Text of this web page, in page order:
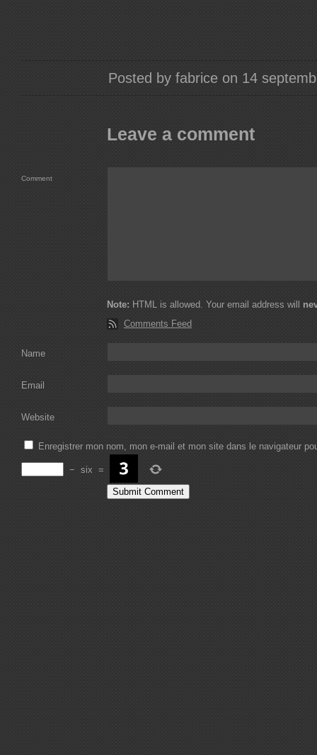
Posted by fabrice on 14
Leave a comment
Comment
Note: HTML is allowed. Your email address will
Comments Feed
Name
Email
Website
Enregistrer mon nom, mon e-mail et mon site dans le navigateur
− six =